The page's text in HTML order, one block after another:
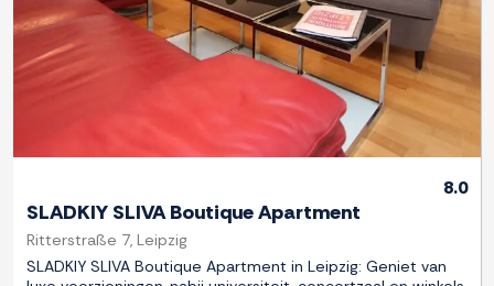
8.0
SLADKIY SLIVA Boutique Apartment
Ritterstraße 7, Leipzig
SLADKIY SLIVA Boutique Apartment in Leipzig: Geniet van